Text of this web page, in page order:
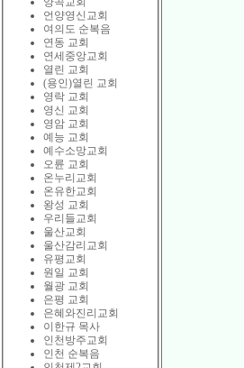
언양영신교회
여의도 순복음
연동 교회
연세중앙교회
열린 교회
(용인)열린 교회
영락 교회
영신 교회
영암 교회
예능 교회
예수소망교회
오륜 교회
온누리교회
온유한교회
왕성 교회
우리들교회
울산교회
울산감리교회
유평교회
원일 교회
월광 교회
은평 교회
은혜와진리교회
이한규 목사
인천방주교회
인천 순복음